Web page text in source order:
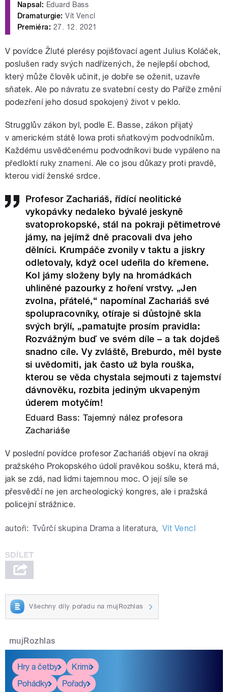
Napsal: Eduard Bass
Dramaturgie: Vít Vencl
Premiéra: 27. 12. 2021
V povídce Žluté plerésy pojišťovací agent Julius Koláček,
poslušen rady svých nadřízených, že nejlepší obchod,
který může člověk učinit, je dobře se oženit, uzavře
sňatek. Ale po návratu ze svatební cesty do Paříže změní
podezření jeho dosud spokojený život v peklo.
Strugglův zákon byl, podle E. Basse, zákon přijatý
v americkém státě Iowa proti sňatkovým podvodníkům.
Každému usvědčenému podvodníkovi bude vypáleno na
předloktí ruky znamení. Ale co jsou důkazy proti pravdě,
kterou vidí ženské srdce.
Profesor Zachariáš, řídící neolitické
vykopávky nedaleko bývalé jeskyně
svatoprokopské, stál na pokraji pětimetrové
jámy, na jejímž dně pracovali dva jeho
dělníci. Krumpáče zvonily v taktu a jiskry
odletovaly, když ocel udeřila do křemene.
Kol jámy složeny byly na hromádkách
uhliněné pazourky z hoření vrstvy. „Jen
zvolna, přátelé,“ napomínal Zachariáš své
spolupracovníky, otíraje si důstojně skla
svých brýlí, „pamatujte prosím pravidla:
Rozvážným buď ve svém díle – a tak dojdeš
snadno cíle. Vy zvláště, Breburdo, měl byste
si uvědomiti, jak často už byla rouška,
kterou se věda chystala sejmouti z tajemství
dávnověku, rozbita jediným ukvapeným
úderem motyčím!
Eduard Bass: Tajemný nález profesora
Zachariáše
V poslední povídce profesor Zachariáš objeví na okraji
pražského Prokopského údolí pravěkou sošku, která má,
jak se zdá, nad lidmi tajemnou moc. O její síle se
přesvědčí ne jen archeologický kongres, ale i pražská
policejní strážnice.
autoři: Tvůrčí skupina Drama a literatura, Vít Vencl
Všechny díly pořadu na mujRozhlas
mujRozhlas
Hry a četby
Krimi
Pohádky
Pořady